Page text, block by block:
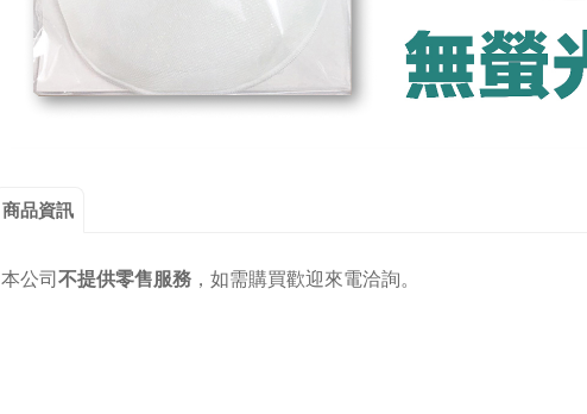
商品資訊
本公司不提供零售服務 ，如需購買歡迎來電洽詢。